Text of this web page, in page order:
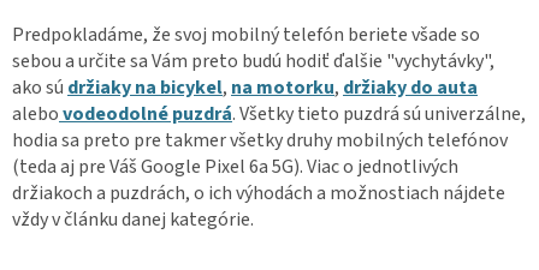
Predpokladáme, že svoj mobilný telefón beriete všade so
sebou a určite sa Vám preto budú hodiť ďalšie "vychytávky",
ako sú držiaky na bicykel, na motorku, držiaky do auta
alebovodeodolné puzdrá. Všetky tieto puzdrá sú univerzálne,
hodia sa preto pre takmer všetky druhy mobilných telefónov
(teda aj pre Váš Google Pixel 6a 5G). Viac o jednotlivých
držiakoch a puzdrách, o ich výhodách a možnostiach nájdete
vždy v článku danej kategórie.